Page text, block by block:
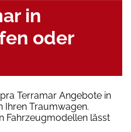
in
oder
Terramar Angebote in
Ihren Traumwagen.
Fahrzeugmodellen lässt